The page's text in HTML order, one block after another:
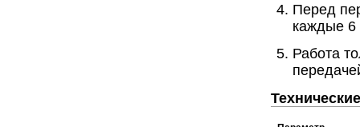
Перед
каждые 6
Работа